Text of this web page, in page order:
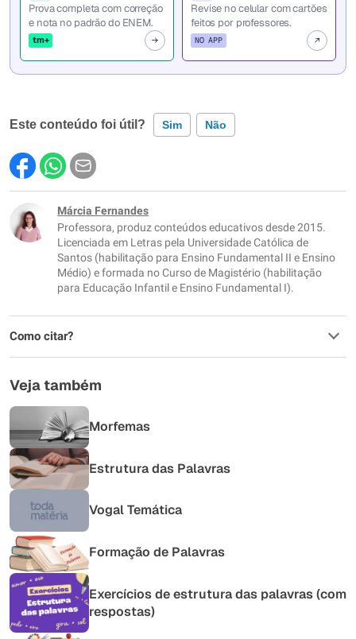
Prova completa com correção
e nota no padrão do ENEM.
tm+
Revise no celular com cartões
feitos por professores.
NO APP
Este conteúdo foi útil? Sim Não
Este conteúdo contém informação incorreta
Este conteúdo não tem a informação que procuro
Outro
Márcia Fernandes
Professora, produz conteúdos educativos desde 2015.
Licenciada em Letras pela Universidade Católica de
Santos (habilitação para Ensino Fundamental II e Ensino
Médio) e formada no Curso de Magistério (habilitação
para Educação Infantil e Ensino Fundamental I).
Como citar?
Veja também
Morfemas
Estrutura das Palavras
Vogal Temática
Formação de Palavras
Exercícios de estrutura das palavras (com
respostas)